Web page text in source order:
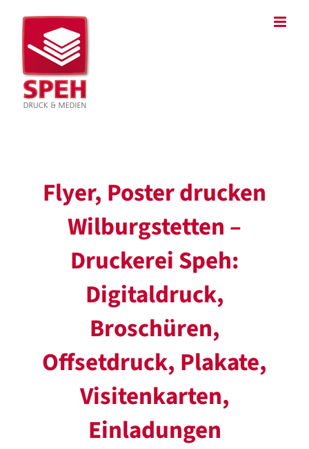
Inhalt
springen
Flyer, Poster drucken
Wilburgstetten –
Druckerei Speh:
Digitaldruck,
Broschüren,
Offsetdruck, Plakate,
Visitenkarten,
Einladungen